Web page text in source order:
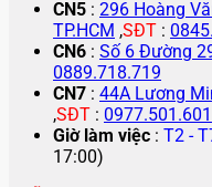
CN5 : 296 Hoàng
TP.HCM ,SĐT :
CN6 : Số 6 Đường
0889.718.719
CN7 : 44A Lương
,SĐT : 0977.501.601
Giờ làm việc : T2 -
17:00)